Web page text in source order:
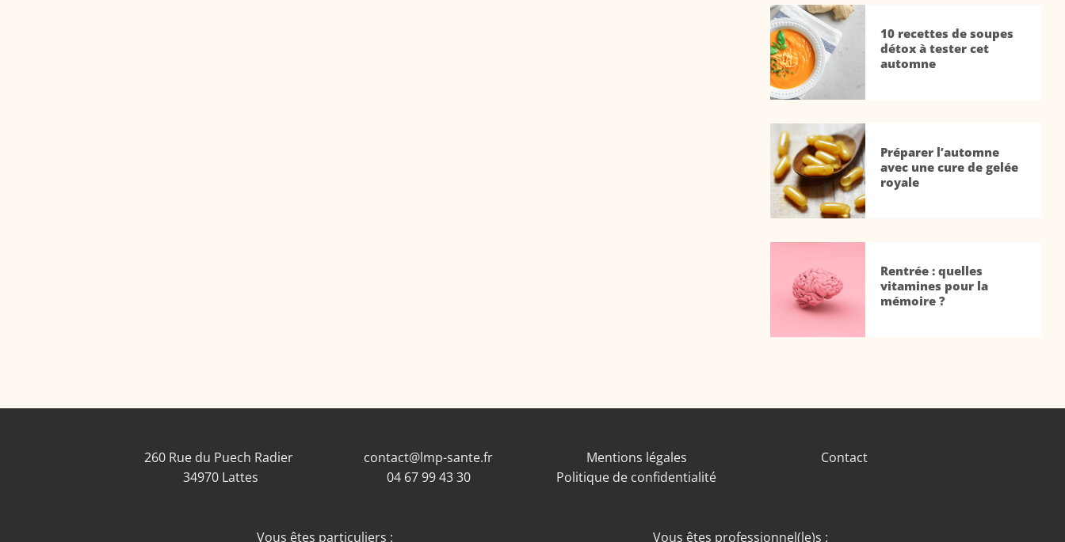
10 recettes de soupes
détox à tester cet
automne
Préparer l’automne
avec une cure de gelée
royale
Rentrée : quelles
vitamines pour la
mémoire ?
260 Rue du Puech Radier
34970 Lattes
contact@lmp-sante.fr
04 67 99 43 30
Mentions légales
Politique de confidentialité
Contact
Vous êtes particuliers : Vous êtes professionnel(le)s :